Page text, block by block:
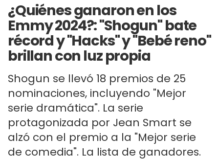
¿Quiénes ganaron en los
Emmy 2024?: "Shogun" bate
récord y "Hacks" y "Bebé reno"
brillan con luz propia
Shogun se llevó 18 premios de 25
nominaciones, incluyendo "Mejor
serie dramática". La serie
protagonizada por Jean Smart se
alzó con el premio a la "Mejor serie
de comedia". La lista de ganadores.